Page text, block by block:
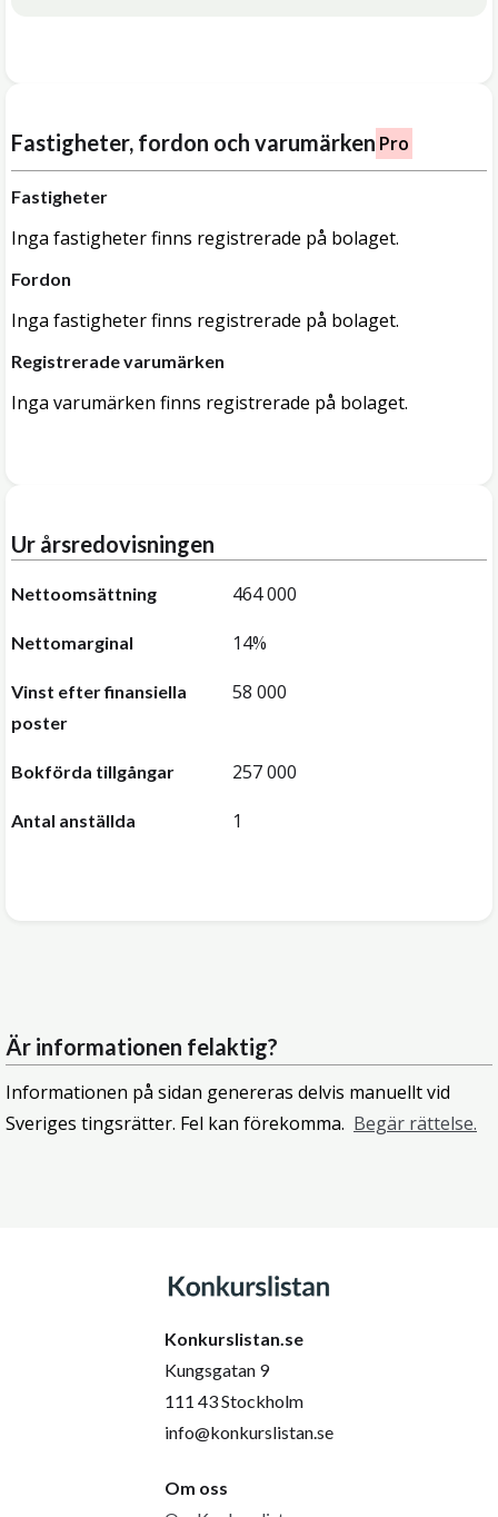
Fastigheter, fordon och varumärken Pro
Fastigheter
Inga fastigheter finns registrerade på bolaget.
Fordon
Inga fastigheter finns registrerade på bolaget.
Registrerade varumärken
Inga varumärken finns registrerade på bolaget.
Ur årsredovisningen
Nettoomsättning 464 000
Nettomarginal 14%
Vinst efter finansiella
poster
58 000
Bokförda tillgångar 257 000
Antal anställda 1
Är informationen felaktig?
Informationen på sidan genereras delvis manuellt vid
Sveriges tingsrätter. Fel kan förekomma. Begär rättelse.
Konkurslistan.se
Kungsgatan 9
111 43 Stockholm
info@konkurslistan.se
Om oss